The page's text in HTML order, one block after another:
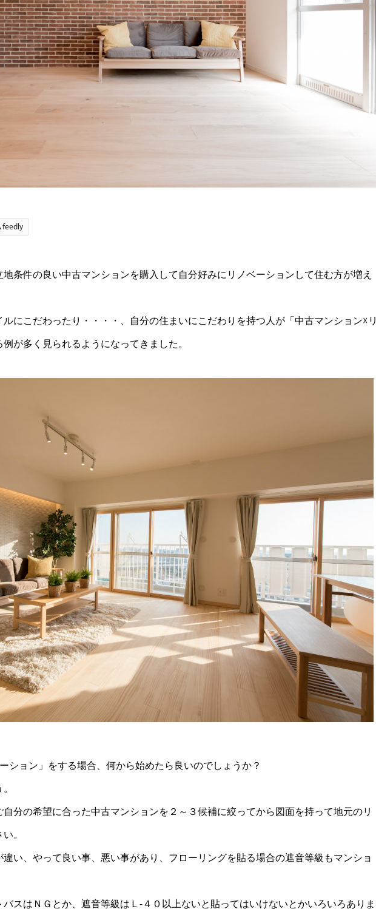
feedly
条件の良い中古マンションを購入して自分好みにリノベーションして住む方が増え
にこだわったり・・・・、自分の住まいにこだわりを持つ人が「中古マンション☓リ
が多く見られるようになってきました。
ション」をする場合、何から始めたら良いのでしょうか？
分の希望に合った中古マンションを２～３候補に絞ってから図面を持って地元のリ
。
い、やって良い事、悪い事があり、フローリングを貼る場合の遮音等級もマンショ
スはＮＧとか、遮音等級はＬ-４０以上ないと貼ってはいけないとかいろいろありま